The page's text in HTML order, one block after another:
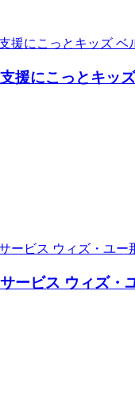
援にこっとキッ
ービス ウィズ・